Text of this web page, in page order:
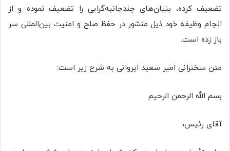
تضعیف کرده، بنیان‌های چندجانبه‌گرایی را تضعیف نموده و از
انجام وظیفه خود ذیل منشور در حفظ صلح و امنیت بین‌المللی سر
باز زده است.
متن سخنرانی امیر سعید ایروانی به شرح زیر است:
بسم الله الرحمن الرحیم
آقای رئیس،